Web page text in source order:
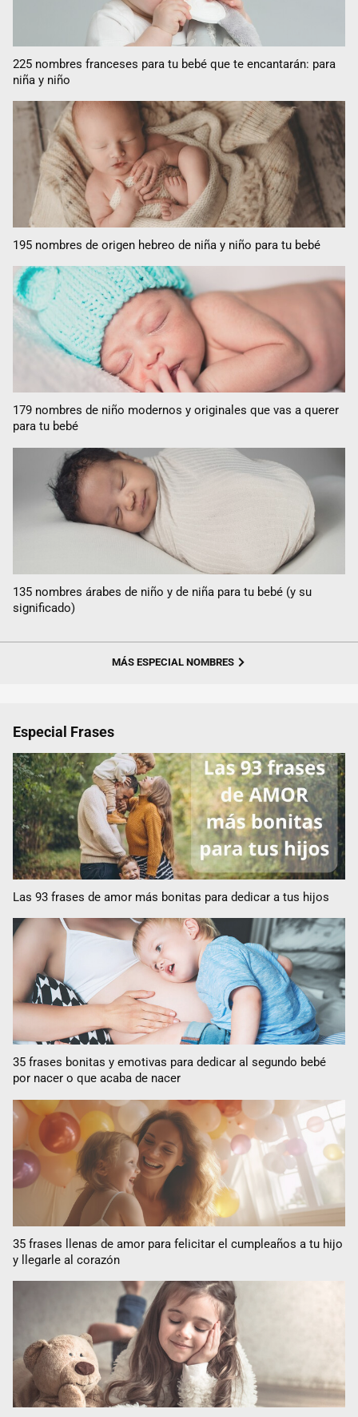
225 nombres franceses para tu bebé que te encantarán: para
niña y niño
195 nombres de origen hebreo de niña y niño para tu bebé
179 nombres de niño modernos y originales que vas a querer
para tu bebé
135 nombres árabes de niño y de niña para tu bebé (y su
significado)
MÁS ESPECIAL NOMBRES
Especial Frases
Las 93 frases de amor más bonitas para dedicar a tus hijos
35 frases bonitas y emotivas para dedicar al segundo bebé
por nacer o que acaba de nacer
35 frases llenas de amor para felicitar el cumpleaños a tu hijo
y llegarle al corazón